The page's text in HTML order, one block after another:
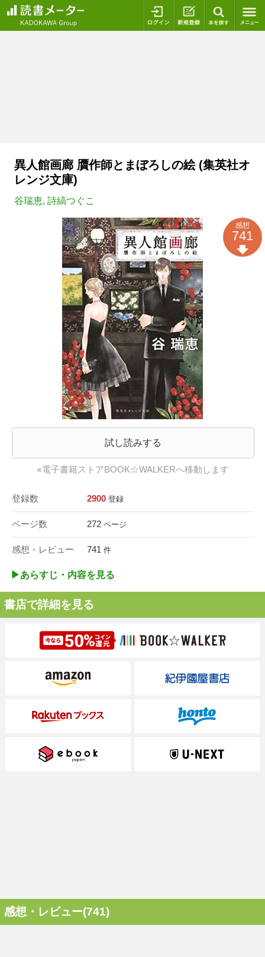
ログイン 新規登録
異人館画廊 贋作師とまぼろしの絵 (集英社オ
レンジ文庫)
谷瑞恵, 詩縞つぐこ
試し読みする
※電子書籍ストアBOOK☆WALKERへ移動します
登録数 2900 登録
ページ数 272 ページ
感想・レビュー 741 件
感想
741
▶︎あらすじ・内容を見る
書店で詳細を見る
感想・レビュー(741)